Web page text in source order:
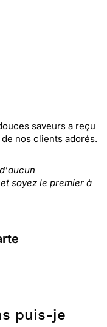
saveurs a reçu
de nos clients adorés.
soyez le premier à
puis-je